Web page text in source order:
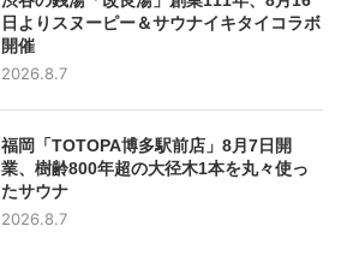
日よりスヌーピー＆サウナイキタイコラボ
開催
2026.8.7
福岡「TOTOPA博多駅前店」8月7日開
業、樹齢800年超の大径木1本を丸々使っ
たサウナ
2026.8.7